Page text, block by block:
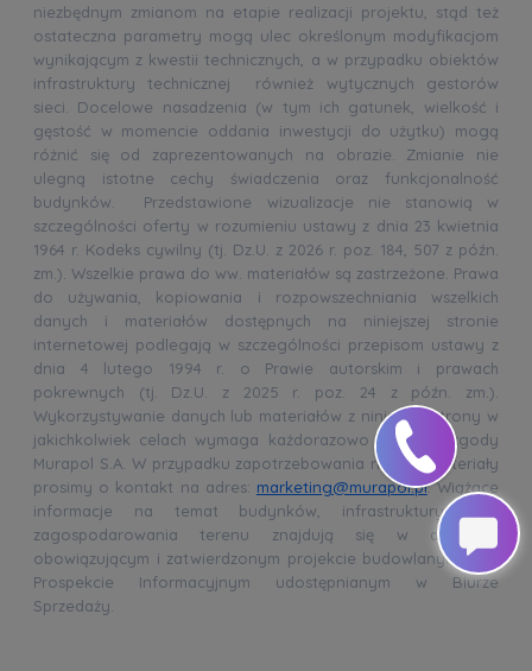
niezbędnym zmianom na etapie realizacji projektu, stąd też
ostateczna parametry mogą ulec określonym modyfikacjom
wynikającym z kwestii technicznych, a w przypadku obiektów
infrastruktury technicznej również wytycznych gestorów
sieci. Docelowe nasadzenia (w tym ich gatunek, wielkość i
gęstość w momencie oddania inwestycji do użytku) mogą
różnić się od zaprezentowanych na obrazie. Zmianie nie
ulegną istotne cechy świadczenia oraz funkcjonalność
budynków. Przedstawione wizualizacje nie stanowią w
szczególności oferty w rozumieniu ustawy z dnia 23 kwietnia
1964 r. Kodeks cywilny (tj. Dz.U. z 2026 r. poz. 184, 507 z późn.
zm.). Wszelkie prawa do ww. materiałów są zastrzeżone. Prawa
do używania, kopiowania i rozpowszechniania wszelkich
danych i materiałów dostępnych na niniejszej stronie
internetowej podlegają w szczególności przepisom ustawy z
dnia 4 lutego 1994 r. o Prawie autorskim i prawach
pokrewnych (tj. Dz.U. z 2025 r. poz. 24 z późn. zm.).
Wykorzystywanie danych lub materiałów z niniejszej strony w
jakichkolwiek celach wymaga każdorazowo pisemnej zgody
Murapol S.A. W przypadku zapotrzebowania na ww. materiały
prosimy o kontakt na adres: marketing@murapol.pl. Wiążące
informacje na temat budynków, infrastruktury oraz
zagospodarowania terenu znajdują się w aktualnie
obowiązującym i zatwierdzonym projekcie budowlanym oraz
Prospekcie Informacyjnym udostępnianym w Biurze
Sprzedaży.